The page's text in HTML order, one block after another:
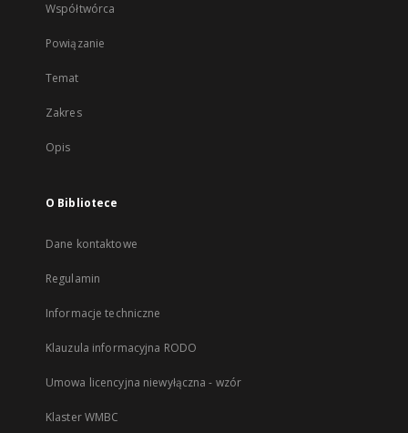
Współtwórca
Powiązanie
Temat
Zakres
Opis
O Bibliotece
Dane kontaktowe
Regulamin
Informacje techniczne
Klauzula informacyjna RODO
Umowa licencyjna niewyłączna - wzór
Klaster WMBC